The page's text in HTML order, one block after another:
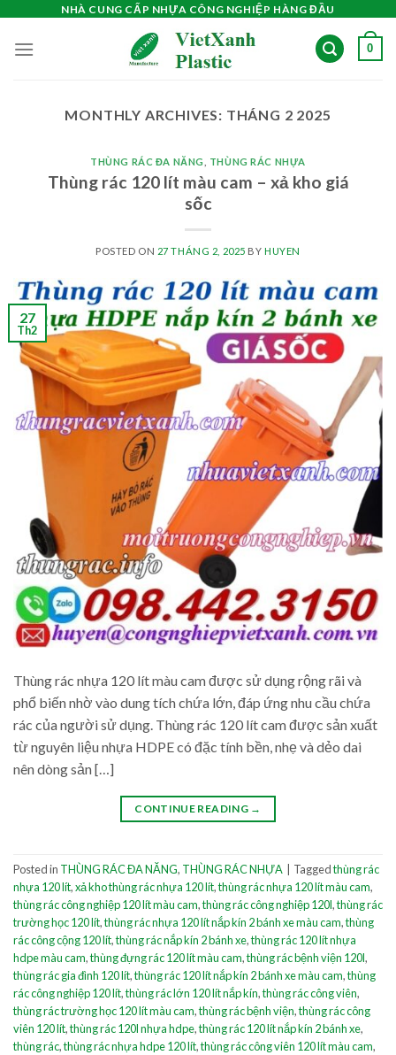
content
NHÀ CUNG CẤP NHỰA CÔNG NGHIỆP HÀNG ĐẦU
0
MONTHLY ARCHIVES: THÁNG 2 2025
THÙNG RÁC ĐA NĂNG THÙNG RÁC NHỰA
Thùng rác 120 lít màu cam – xả kho giá
sốc
POSTED ON 27 THÁNG 2, 2025 BY HUYEN
27
Th2
Thùng rác nhựa 120 lít màu cam được sử dụng rộng rãi và
phổ biến nhờ vào dung tích chứa lớn, đáp ứng nhu cầu chứa
rác của người sử dụng. Thùng rác 120 lít cam được sản xuất
từ nguyên liệu nhựa HDPE có đặc tính bền, nhẹ và dẻo dai
nên dòng sản […]
CONTINUE READING →
Posted in THÙNG RÁC ĐA NĂNG, THÙNG RÁC NHỰA Taggedthùng rác
nhựa 120 lít,xả kho thùng rác nhựa 120 lít,thùng rác nhựa 120 lít màu cam,
thùng rác công nghiệp 120 lít màu cam,thùng rác công nghiệp 120l,thùng rác
trường học 120 lít,thùng rác nhựa 120 lít nắp kín 2 bánh xe màu cam,thùng
rác công cộng 120 lít,thùng rác nắp kín 2 bánh xe,thùng rác 120 lít nhựa
hdpe màu cam,thùng đựng rác 120 lít màu cam,thùng rác bệnh viện 120l,
thùng rác gia đình 120 lít,thùng rác 120 lít nắp kín 2 bánh xe màu cam,thùng
rác công nghiệp 120 lít,thùng rác lớn 120 lít nắp kín,thùng rác công viên,
thùng rác trường học 120 lít màu cam,thùng rác bệnh viện,thùng rác công
viên 120 lít,thùng rác 120l nhựa hdpe,thùng rác 120 lít nắp kín 2 bánh xe,
thùng rác,thùng rác nhựa hdpe 120 lít,thùng rác công viên 120 lít màu cam,